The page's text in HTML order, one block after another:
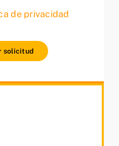
de privacidad
solicitud